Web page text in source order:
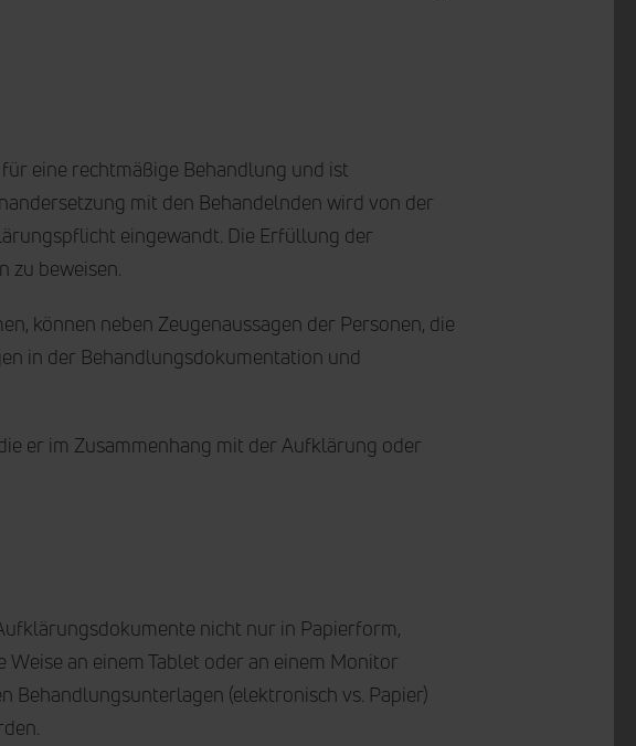
eine rechtmäßige Behandlung und ist
mit den Behandelnden wird von der
eingewandt. Die Erfüllung der
beweisen.
können neben Zeugenaussagen der Personen, die
in der Behandlungsdokumentation und
er im Zusammenhang mit der Aufklärung oder
nicht nur in Papierform,
an einem Tablet oder an einem Monitor
Behandlungsunterlagen (elektronisch vs. Papier)